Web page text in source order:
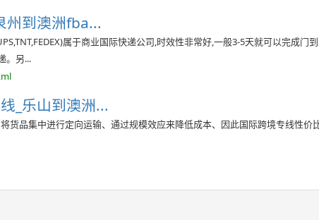
州到澳洲fba...
属于商业国际快递公司,时效性非常好,一般3-5天就可以完成门
。另...
_乐山到澳洲...
货品集中进行定向运输、通过规模效应来降低成本、因此国际跨境专线性价